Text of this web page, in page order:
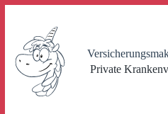
springen
Private